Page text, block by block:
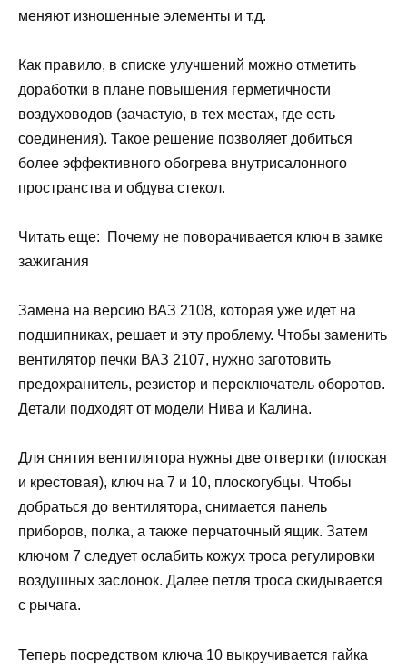
меняют изношенные элементы и т.д.
Как правило, в списке улучшений можно отметить
доработки в плане повышения герметичности
воздуховодов (зачастую, в тех местах, где есть
соединения). Такое решение позволяет добиться
более эффективного обогрева внутрисалонного
пространства и обдува стекол.
Читать еще: Почему не поворачивается ключ в замке
зажигания
Замена на версию ВАЗ 2108, которая уже идет на
подшипниках, решает и эту проблему. Чтобы заменить
вентилятор печки ВАЗ 2107, нужно заготовить
предохранитель, резистор и переключатель оборотов.
Детали подходят от модели Нива и Калина.
Для снятия вентилятора нужны две отвертки (плоская
и крестовая), ключ на 7 и 10, плоскогубцы. Чтобы
добраться до вентилятора, снимается панель
приборов, полка, а также перчаточный ящик. Затем
ключом 7 следует ослабить кожух троса регулировки
воздушных заслонок. Далее петля троса скидывается
с рычага.
Теперь посредством ключа 10 выкручивается гайка